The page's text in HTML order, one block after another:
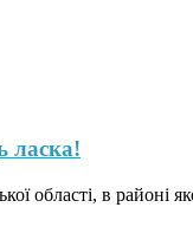
ласка!
області, в районі